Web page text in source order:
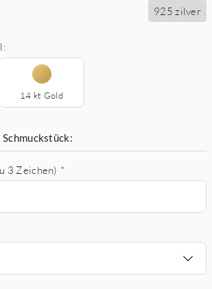
925 zilver
14 kt Gold
3 Zeichen) *